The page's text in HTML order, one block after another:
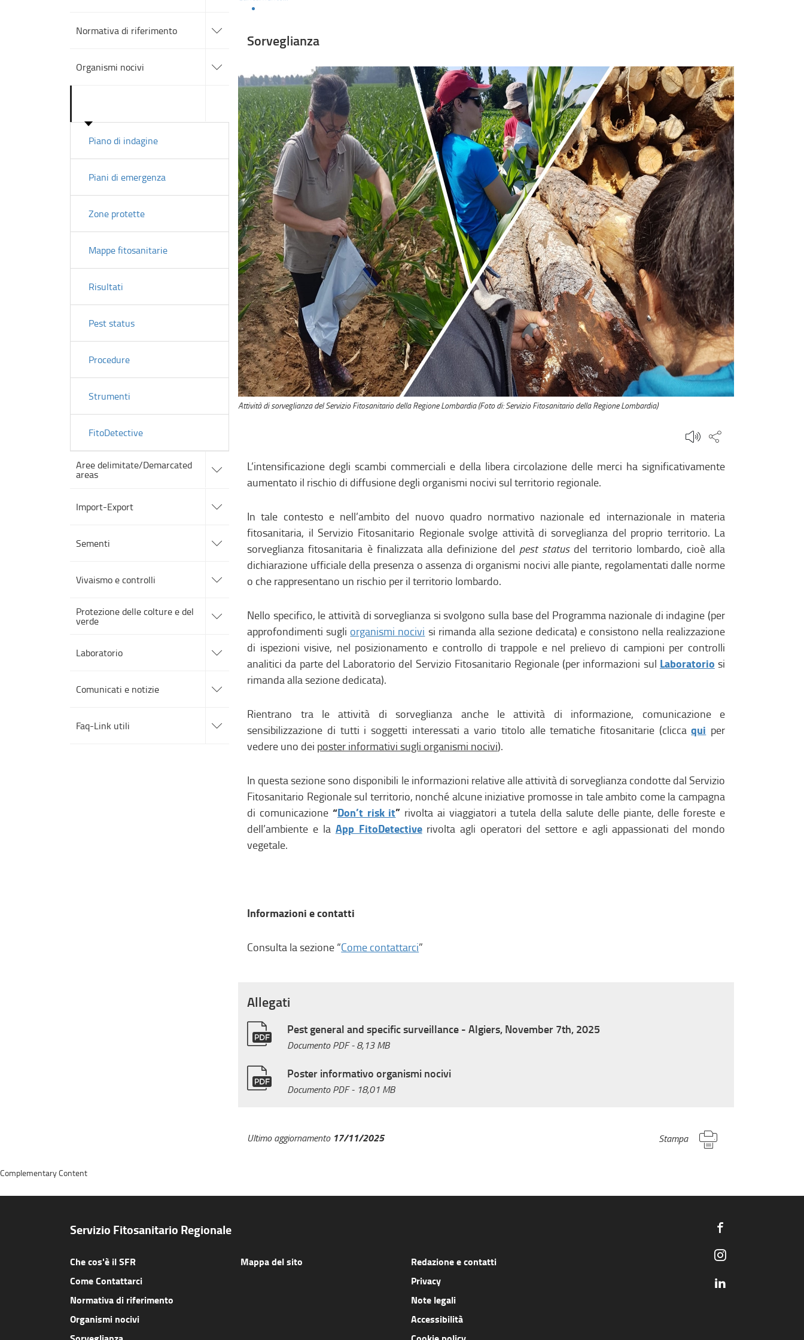
Normativa di riferimento
alle
sotto
Organismi nocivi
alle
sotto
Piano di indagine
Piani di emergenza
Zone protette
Mappe fitosanitarie
Risultati
Pest status
Procedure
Strumenti
FitoDetective
Aree delimitate/Demarcated
areas
alle
sotto
Import-Export
alle
sotto
Sementi
alle
sotto
Vivaismo e controlli
alle
sotto
Protezione delle colture e del
verde
alle
sotto
Laboratorio
alle
sotto
Comunicati e notizie
alle
sotto
Faq-Link utili
alle
sotto
Sorveglianza
Attività di sorveglianza del Servizio Fitosanitario della Regione Lombardia (Foto di: Servizio Fitosanitario della Regione Lombardia)
Condividi
L’intensificazione degli scambi commerciali e della libera circolazione delle merci ha significativamente
aumentato il rischio di diffusione degli organismi nocivi sul territorio regionale.
In tale contesto e nell’ambito del nuovo quadro normativo nazionale ed internazionale in materia
fitosanitaria, il Servizio Fitosanitario Regionale svolge attività di sorveglianza del proprio territorio. La
sorveglianza fitosanitaria è finalizzata alla definizione del pest statusdel territorio lombardo, cioè alla
dichiarazione ufficiale della presenza o assenza di organismi nocivi alle piante, regolamentati dalle norme
o che rappresentano un rischio per il territorio lombardo.
Nello specifico, le attività di sorveglianza si svolgono sulla base del Programma nazionale di indagine (per
approfondimenti sugli organismi nocivi si rimanda alla sezione dedicata) e consistono nella realizzazione
di ispezioni visive, nel posizionamento e controllo di trappole e nel prelievo di campioni per controlli
analitici da parte del Laboratorio del Servizio Fitosanitario Regionale (per informazioni sul Laboratorio si
rimanda alla sezione dedicata).
Rientrano tra le attività di sorveglianza anche le attività di informazione, comunicazione e
sensibilizzazione di tutti i soggetti interessati a vario titolo alle tematiche fitosanitarie (cliccaqui per
vedere uno dei poster informativi sugli organismi nocivi).
In questa sezione sono disponibili le informazioni relative alle attività di sorveglianza condotte dal Servizio
Fitosanitario Regionale sul territorio, nonché alcune iniziative promosse in tale ambito come la campagna
di comunicazione “Don’t risk it” rivolta ai viaggiatori a tutela della salute delle piante, delle foreste e
dell’ambiente e la App FitoDetectiverivolta agli operatori del settore e agli appassionati del mondo
vegetale.
Informazioni e contatti
Consulta la sezione “Come contattarci”
Allegati
Pest general and specific surveillance - Algiers, November 7th, 2025
Documento PDF- 8,13 MB
Poster informativo organismi nocivi
Documento PDF- 18,01 MB
Ultimo aggiornamento 17/11/2025 Stampa
Servizio Fitosanitario Regionale
Che cos'è il SFR
Come Contattarci
Normativa di riferimento
Organismi nocivi
Mappa del sito
Redazione e contatti
Privacy
Note legali
Accessibilità
Complementary Content